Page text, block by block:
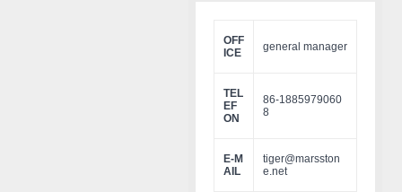
OFF
ICE
general manager
TEL
EF
ON
86-1885979060
8
E-M
AIL
tiger@marsston
e.net